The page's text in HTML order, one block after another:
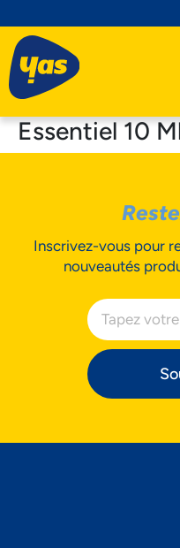
Essentiel 10
Inscrivez-vous pour
nouveautés